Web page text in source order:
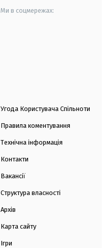
Ми в соцмережах:
Угода Користувача Спільноти
Правила коментування
Технічна інформація
Контакти
Вакансії
Структура власності
Архів
Карта сайту
Ігри